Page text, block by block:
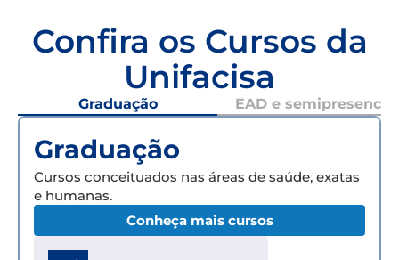
Confira os Cursos da
Unifacisa
Graduação EAD e semipresencial
Graduação
Cursos conceituados nas áreas de saúde, exatas
e humanas.
Conheça mais cursos